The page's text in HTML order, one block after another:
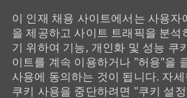
이 인재 채용 사이트에서는 사용자
을 제공하고 사이트 트래픽을 분
기 위하여 기능, 개인화 및 성능 쿠
이트를 계속 이용하거나 "허용"을
사용에 동의하는 것이 됩니다. 자
쿠키 사용을 중단하려면 "쿠키 설